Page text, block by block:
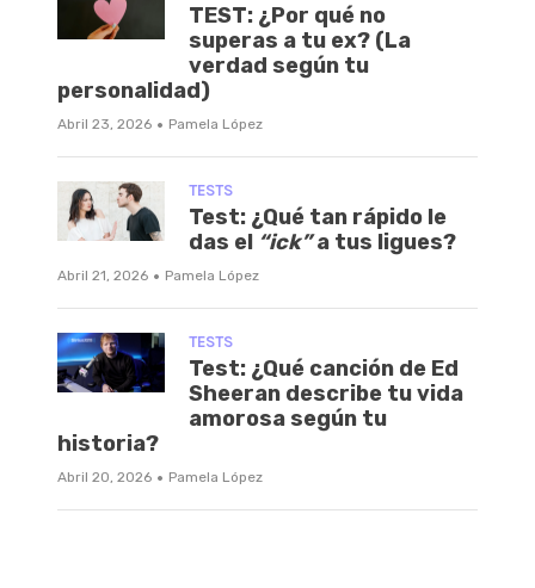
TEST: ¿Por qué no
superas a tu ex? (La
verdad según tu
personalidad)
Abril 23, 2026 · Pamela López
TESTS
Test: ¿Qué tan rápido le
das el “ick”a tus ligues?
Abril 21, 2026 · Pamela López
TESTS
Test: ¿Qué canción de Ed
Sheeran describe tu vida
amorosa según tu
historia?
Abril 20, 2026 · Pamela López